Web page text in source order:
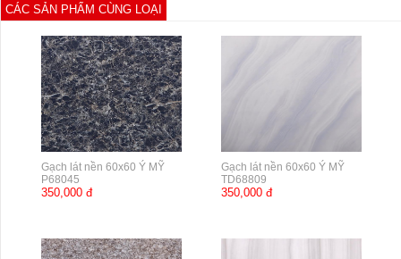
CÁC SẢN PHẨM CÙNG LOẠI
Gạch lát nền 60x60 Ý MỸ
P68045
350,000 đ
Gạch lát nền 60x60 Ý MỸ
TD68809
350,000 đ